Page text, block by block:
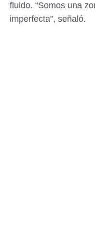
fluido. “Somos una
imperfecta”, señaló.